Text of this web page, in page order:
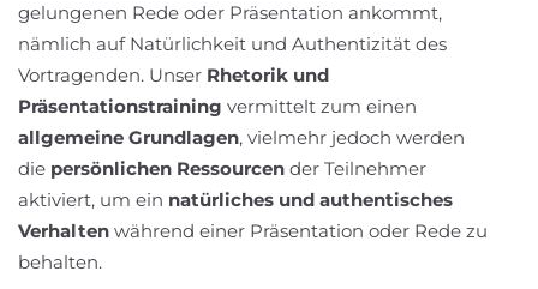
gelungenen Rede oder Präsentation ankommt,
nämlich auf Natürlichkeit und Authentizität des
Vortragenden. Unser Rhetorik und
Präsentationstraining vermittelt zum einen
allgemeine Grundlagen, vielmehr jedoch werden
die persönlichen Ressourcen der Teilnehmer
aktiviert, um ein natürliches und authentisches
Verhalten während einer Präsentation oder Rede zu
behalten.